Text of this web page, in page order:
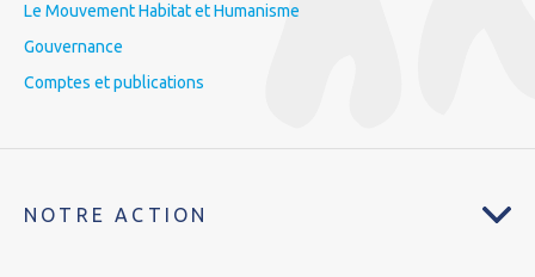
Le Mouvement Habitat et Humanisme
Gouvernance
Comptes et publications
NOTRE ACTION